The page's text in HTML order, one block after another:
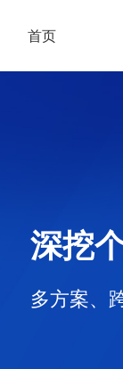
首页
程问
模型与功